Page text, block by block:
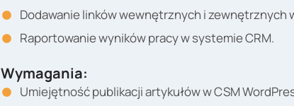
Dodawanie linków wewnętrznych i zewnętrznych
Raportowanie wyników pracy w systemie CRM.
Wymagania:
Umiejętność publikacji artykułów w CSM